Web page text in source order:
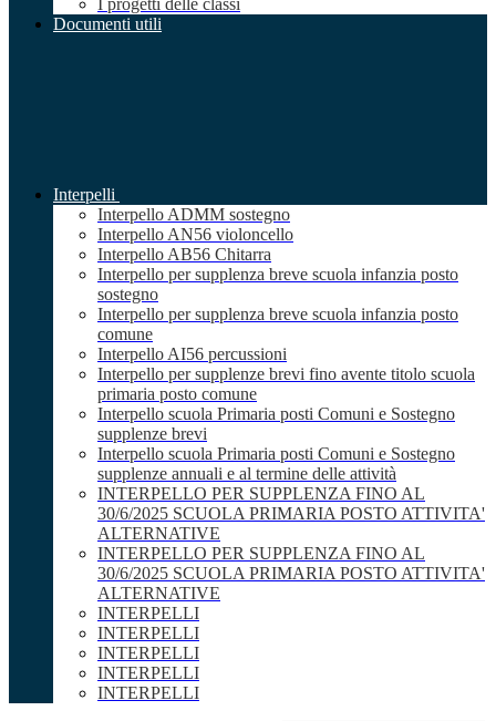
I progetti delle classi
Documenti utili
Interpelli
Interpello ADMM sostegno
Interpello AN56 violoncello
Interpello AB56 Chitarra
Interpello per supplenza breve scuola infanzia posto
sostegno
Interpello per supplenza breve scuola infanzia posto
comune
Interpello AI56 percussioni
Interpello per supplenze brevi fino avente titolo scuola
primaria posto comune
Interpello scuola Primaria posti Comuni e Sostegno
supplenze brevi
Interpello scuola Primaria posti Comuni e Sostegno
supplenze annuali e al termine delle attività
INTERPELLO PER SUPPLENZA FINO AL
30/6/2025 SCUOLA PRIMARIA POSTO ATTIVITA'
ALTERNATIVE
INTERPELLO PER SUPPLENZA FINO AL
30/6/2025 SCUOLA PRIMARIA POSTO ATTIVITA'
ALTERNATIVE
INTERPELLI
INTERPELLI
INTERPELLI
INTERPELLI
INTERPELLI